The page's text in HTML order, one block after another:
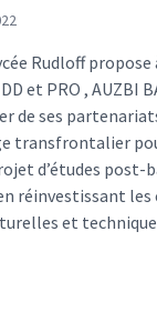
Rudloff propose
et PRO , AUZBI
de ses
transfrontalier
d’études post-
réinvestissant les
et